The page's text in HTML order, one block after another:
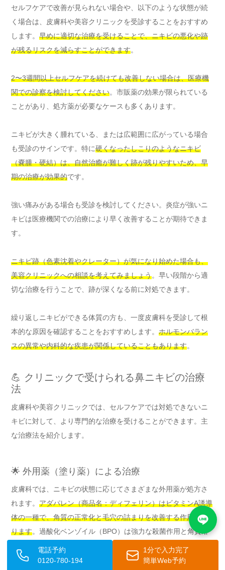
セルフケアで改善が見られない場合や、以下のような状態が続
く場合は、皮膚科や美容クリニックを受診することをおすすめ
します。 早めに適切な治療を受けることで、ニキビの悪化や跡
が残るリスクを減らすことができます。
2〜3週間以上セルフケアを続けても改善しない場合は、医療機
関での診察を検討してください。市販薬の効果が限られている
ことがあり、処方薬が必要なケースも多くあります。
ニキビが大きく腫れている、または広範囲に広がっている場合
も受診のサインです。特に硬くなったしこりのようなニキビ
（嚢腫・硬結）は、自然治癒が難しく跡が残りやすいため、早
期の治療が効果的です。
強い痛みがある場合も受診を検討してください。炎症が強いニ
キビは医療機関での治療により早く改善することが期待できま
す。
ニキビ跡（色素沈着やクレーター）が気になり始めた場合も、
美容クリニックへの相談を考えてみましょう。早い段階から適
切な治療を行うことで、跡が深くなる前に対処できます。
繰り返しニキビができる体質の方も、一度皮膚科を受診して根
本的な原因を確認することをおすすめします。 ホルモンバラン
スの異常や内科的な疾患が関係していることもあります。
💪 クリニックで受けられる鼻ニキビの治療
法
皮膚科や美容クリニックでは、セルフケアでは対処できないニ
キビに対して、より専門的な治療を受けることができます。主
な治療法を紹介します。
🌟 外用薬（塗り薬）による治療
皮膚科では、ニキビの状態に応じてさまざまな外用薬が処方さ
れます。 アダパレン（商品名：ディフェリン）はビタミンA誘導
体の一種で、角質の正常化と毛穴の詰まりを改善する作用があ
ります。過酸化ベンゾイル（BPO）は強力な殺菌作用と角質溶
解作用を持ち、アクネ菌への効果が期待できます。これらを組
み合わせた配合剤（エピデュオ、デュアックなど）も有効で
電話予約
0120-780-194
1分で入力完了
簡単Web予約